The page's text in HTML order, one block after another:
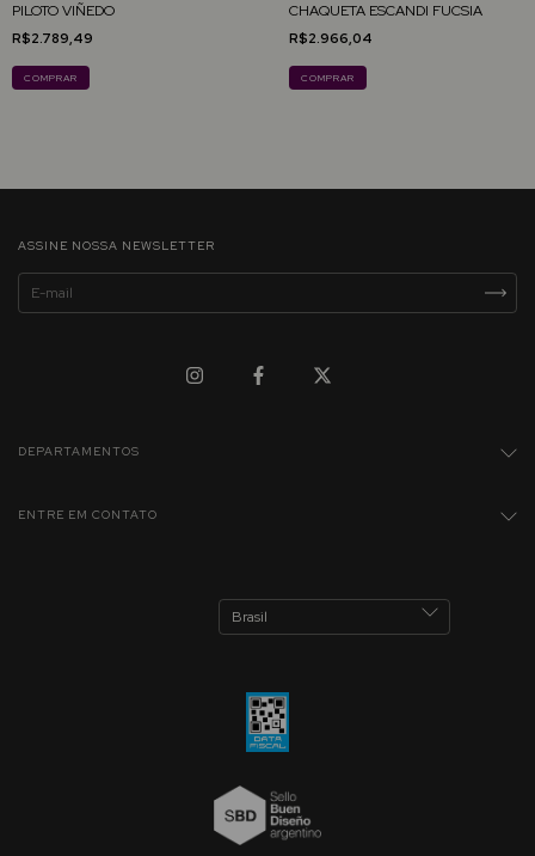
PILOTO VIÑEDO
R$2.789,49
COMPRAR
CHAQUETA ESCANDI FUCSIA
R$2.966,04
COMPRAR
ASSINE NOSSA NEWSLETTER
DEPARTAMENTOS
ENTRE EM CONTATO